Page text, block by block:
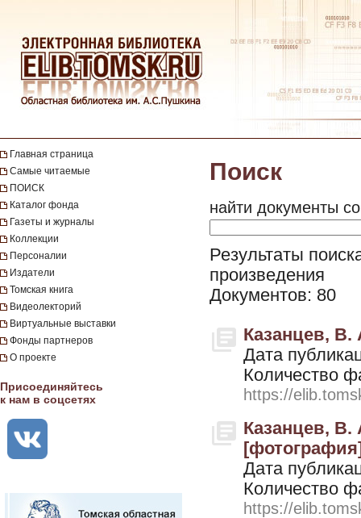
Главная страница
Самые читаемые
ПОИСК
Каталог фонда
Газеты и журналы
Коллекции
Персоналии
Издатели
Томская книга
Видеолекторий
Виртуальные выставки
Фонды партнеров
О проекте
Присоединяйтесь
к нам в соцсетях
Поиск
найти документы
Результаты
произведения
Документов: 80
Казанцев, В.
Дата
Количество
https://
Казанцев, В.
Дата
Количество
https://